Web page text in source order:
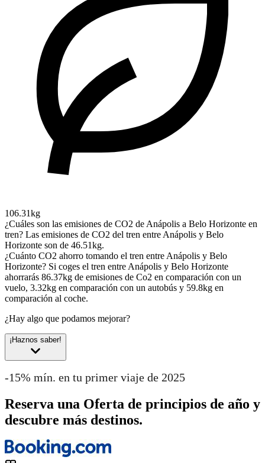
106.31kg
¿Cuáles son las emisiones de CO2 de Anápolis a Belo Horizonte en
tren? Las emisiones de CO2 del tren entre Anápolis y Belo
Horizonte son de 46.51kg.
¿Cuánto CO2 ahorro tomando el tren entre Anápolis y Belo
Horizonte? Si coges el tren entre Anápolis y Belo Horizonte
ahorrarás 86.37kg de emisiones de Co2 en comparación con un
vuelo, 3.32kg en comparación con un autobús y 59.8kg en
comparación al coche.
¿Hay algo que podamos mejorar?
¡Haznos saber!
-15% mín. en tu primer viaje de 2025
Reserva una Oferta de principios de año y
descubre más destinos.